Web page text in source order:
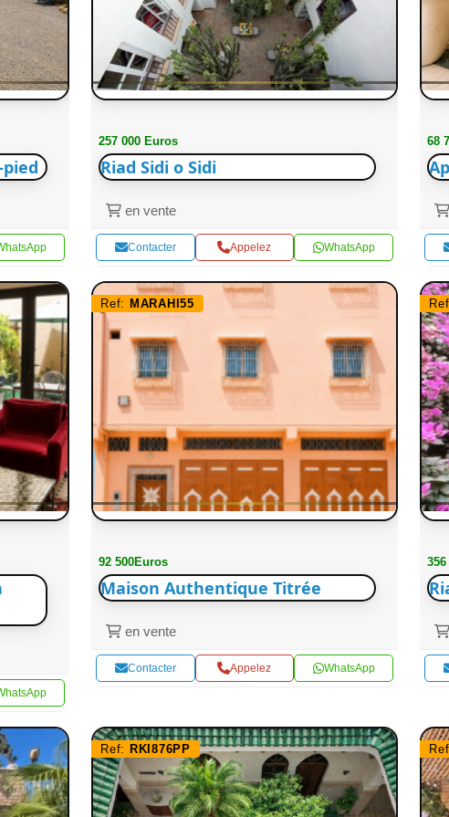
257 000 Euros
Riad Sidi o Sidi
en vente
Contacter Appelez WhatsApp
68
Ref: MARAHI55
92 500Euros
Maison Authentique Titrée
en vente
Contacter Appelez WhatsApp
356
Ref: RKI876PP